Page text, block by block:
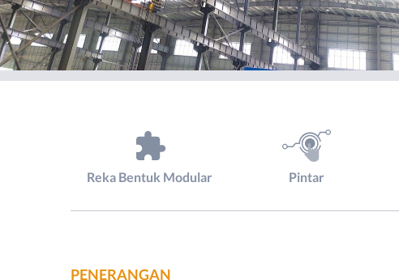
Reka Bentuk Modular Pintar
PENERANGAN